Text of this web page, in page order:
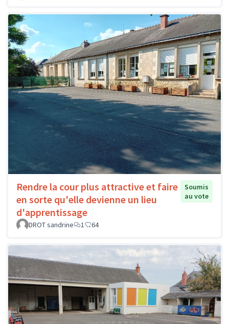
Rendre la cour plus attractive et faire
en sorte qu'elle devienne un lieu
d'apprentissage
Soumis
au vote
DROT sandrine 1 64